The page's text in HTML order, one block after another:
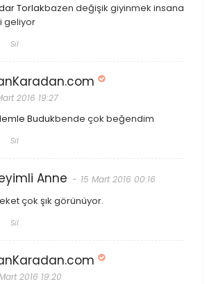
Torlakbazen değişik giyinmek insana
geliyor
Sil
2016 19:27
Budukbende çok beğendim
Sil
Anne 15 Mart 2016 00:16
çok şık görünüyor.
Sil
2016 19:20